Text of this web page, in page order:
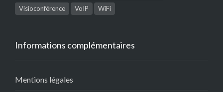
Visioconférence
VoIP WiFi
Informations complémentaires
Mentions légales